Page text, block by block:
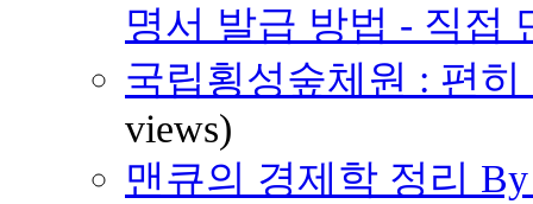
명서 발급 방법 - 직접
국립횡성숲체원 : 편
views)
맨큐의 경제학 정리